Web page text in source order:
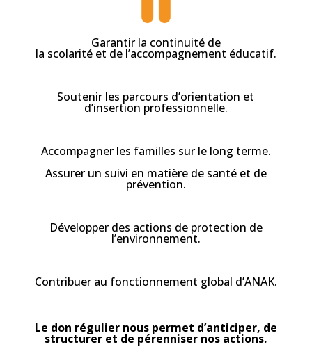
Garantir la continuité de
la scolarité et de l’accompagnement éducatif.
Soutenir les parcours d’orientation et
d’insertion professionnelle.
Accompagner les familles sur le long terme.
Assurer un suivi en matière de santé et de
prévention.
Développer des actions de protection de
l’environnement.
Contribuer au fonctionnement global d’ANAK.
Le don régulier nous permet d’anticiper, de
structurer et de pérenniser nos actions.